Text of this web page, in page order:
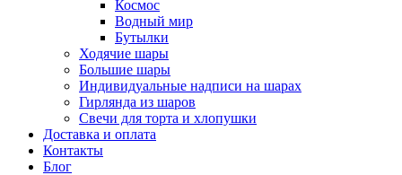
Космос
Водный мир
Бутылки
Ходячие шары
Большие шары
Индивидуальные надписи на шарах
Гирлянда из шаров
Свечи для торта и хлопушки
Доставка и оплата
Контакты
Блог